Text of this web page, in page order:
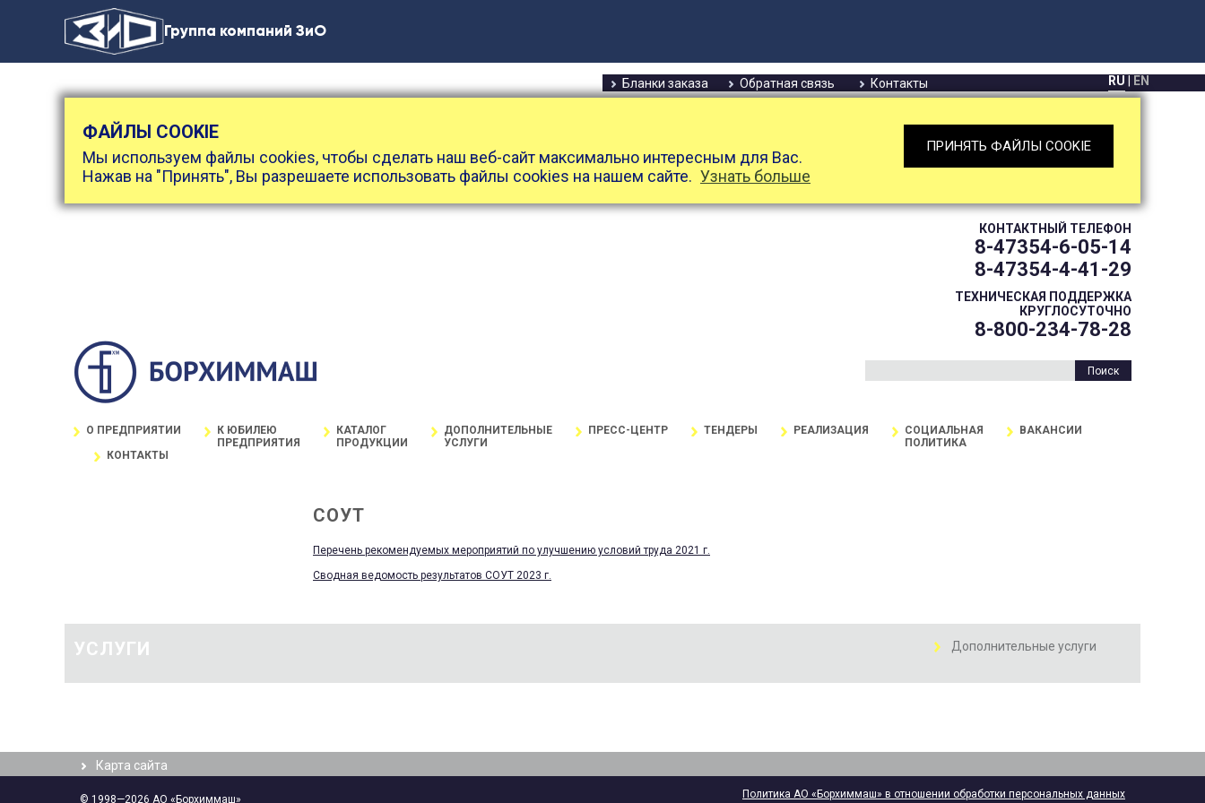
Группа компаний ЗиО
Бланки заказа Обратная связь Контакты RU EN
ФАЙЛЫ COOKIE
Мы используем файлы cookies, чтобы сделать наш веб-сайт максимально интересным для Вас.
Нажав на "Принять", Вы разрешаете использовать файлы cookies на нашем сайте. Узнать больше
ПРИНЯТЬ ФАЙЛЫ COOKIE
КОНТАКТНЫЙ ТЕЛЕФОН
8-47354-6-05-14
8-47354-4-41-29
ТЕХНИЧЕСКАЯ ПОДДЕРЖКА
КРУГЛОСУТОЧНО
8-800-234-78-28
О ПРЕДПРИЯТИИ
К ЮБИЛЕЮ
ПРЕДПРИЯТИЯ
КАТАЛОГ
ПРОДУКЦИИ
ДОПОЛНИТЕЛЬНЫЕ
УСЛУГИ
ПРЕСС-ЦЕНТР ТЕНДЕРЫ РЕАЛИЗАЦИЯ
СОЦИАЛЬНАЯ
ПОЛИТИКА
ВАКАНСИИ
КОНТАКТЫ
Главная/
СОУТ
СОУТ
Перечень рекомендуемых мероприятий по улучшению условий труда 2021 г.
Сводная ведомость результатов СОУТ 2023 г.
Дополнительные услуги
УСЛУГИ
Карта сайта
© 1998—2026 АО «Борхиммаш» Политика АО «Борхиммаш» в отношении обработки персональных данных